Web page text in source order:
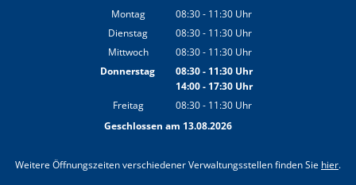
Montag 08:30- 11:30 Uhr
Von 08:30 bis 11:30 Uhr
Dienstag 08:30- 11:30 Uhr
Von 08:30 bis 11:30 Uhr
Mittwoch 08:30- 11:30 Uhr
Von 08:30 bis 11:30 Uhr
Donnerstag 08:30- 11:30Uhr
Von 08:30 bis 11:30 Uhr
14:00- 17:30Uhr
Von 14:00 bis 17:30 Uhr
Freitag 08:30- 11:30 Uhr
Von 08:30 bis 11:30 Uhr
Geschlossen am 13.08.2026
Weitere Öffnungszeiten verschiedener Verwaltungsstellen finden Sie hier.